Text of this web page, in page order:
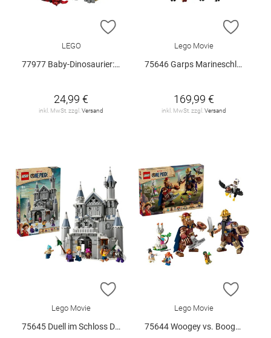
ZUR WUNSCHLISTE HINZUFÜGEN
LEGO
77977 Baby-Dinosaurier: Pteranodon V29
24,99 €
inkl. MwSt. zzgl. Versand
ZUR
Lego Movie
75646 Garps Marineschlachtschiff V29
169,99 €
inkl. MwSt. zzgl. Versand
ZUR WUNSCHLISTE HINZUFÜGEN
Lego Movie
75645 Duell im Schloss Drumm V29
ZUR
Lego Movie
75644 Woogey vs. Boogey Riesen a.. V29